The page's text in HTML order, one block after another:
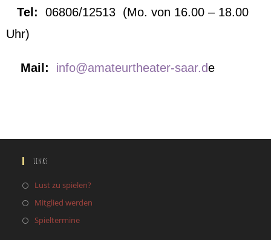
Tel: 06806/12513 (Mo. von 16.00 – 18.00
Uhr)
Mail: info@amateurtheater-saar.de
Links
Lust zu spielen?
Mitglied werden
Spieltermine